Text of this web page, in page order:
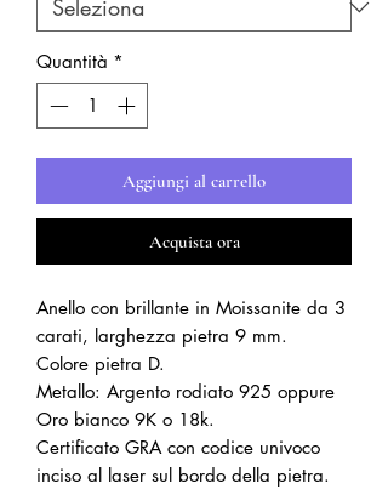
Quantità *
Aggiungi al carrello
Acquista ora
Anello con brillante in Moissanite da 3
carati, larghezza pietra 9 mm.
Colore pietra D.
Metallo: Argento rodiato 925 oppure
Oro bianco 9K o 18k.
Certificato GRA con codice univoco
inciso al laser sul bordo della pietra.